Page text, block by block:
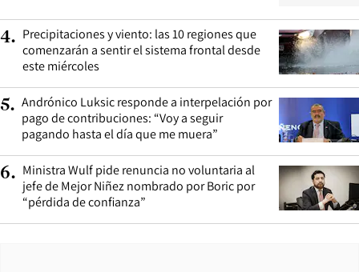
4. Precipitaciones y viento: las 10 regiones que
comenzarán a sentir el sistema frontal desde
este miércoles
5. Andrónico Luksic responde a interpelación por
pago de contribuciones: “Voy a seguir
pagando hasta el día que me muera”
6. Ministra Wulf pide renuncia no voluntaria al
jefe de Mejor Niñez nombrado por Boric por
“pérdida de confianza”